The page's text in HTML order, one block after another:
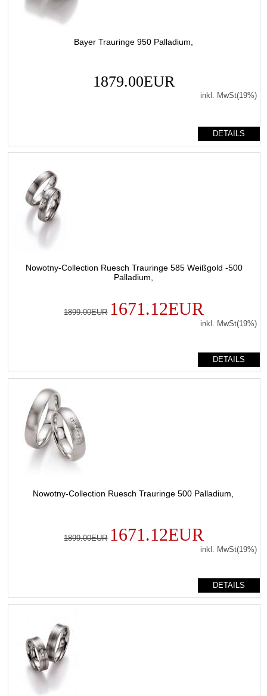
Bayer Trauringe 950 Palladium,
1879.00EUR
inkl. MwSt(19%)
DETAILS
Nowotny-Collection Ruesch Trauringe 585 Weißgold -500
Palladium,
1899.00EUR 1671.12EUR
inkl. MwSt(19%)
DETAILS
Nowotny-Collection Ruesch Trauringe 500 Palladium,
1899.00EUR 1671.12EUR
inkl. MwSt(19%)
DETAILS